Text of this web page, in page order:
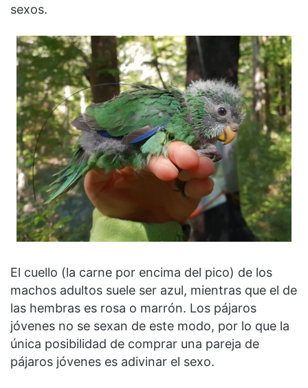
sexos.
El cuello (la carne por encima del pico) de los
machos adultos suele ser azul, mientras que el de
las hembras es rosa o marrón. Los pájaros
jóvenes no se sexan de este modo, por lo que la
única posibilidad de comprar una pareja de
pájaros jóvenes es adivinar el sexo.